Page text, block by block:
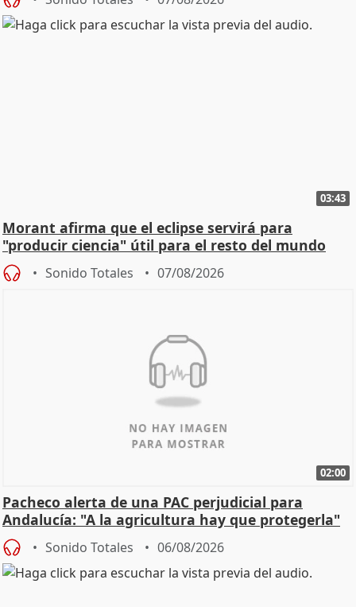
03:43
Morant afirma que el eclipse servirá para
"producir ciencia" útil para el resto del mundo
Sonido Totales 07/08/2026
02:00
Pacheco alerta de una PAC perjudicial para
Andalucía: "A la agricultura hay que protegerla"
Sonido Totales 06/08/2026